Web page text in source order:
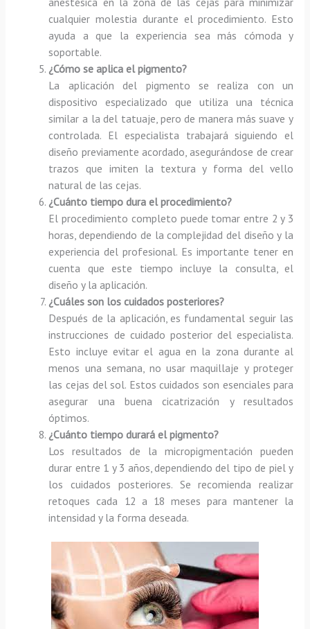
cualquier molestia durante el procedimiento. Esto
ayuda a que la experiencia sea más cómoda y
soportable.
¿Cómo se aplica el pigmento?
La aplicación del pigmento se realiza con un
dispositivo especializado que utiliza una técnica
similar a la del tatuaje, pero de manera más suave y
controlada. El especialista trabajará siguiendo el
diseño previamente acordado, asegurándose de crear
trazos que imiten la textura y forma del vello
natural de las cejas.
¿Cuánto tiempo dura el procedimiento?
El procedimiento completo puede tomar entre 2 y 3
horas, dependiendo de la complejidad del diseño y la
experiencia del profesional. Es importante tener en
cuenta que este tiempo incluye la consulta, el
diseño y la aplicación.
¿Cuáles son los cuidados posteriores?
Después de la aplicación, es fundamental seguir las
instrucciones de cuidado posterior del especialista.
Esto incluye evitar el agua en la zona durante al
menos una semana, no usar maquillaje y proteger
las cejas del sol. Estos cuidados son esenciales para
asegurar una buena cicatrización y resultados
óptimos.
¿Cuánto tiempo durará el pigmento?
Los resultados de la micropigmentación pueden
durar entre 1 y 3 años, dependiendo del tipo de piel y
los cuidados posteriores. Se recomienda realizar
retoques cada 12 a 18 meses para mantener la
intensidad y la forma deseada.